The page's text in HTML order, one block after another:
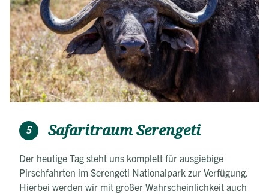
5 Safaritraum Serengeti
Der heutige Tag steht uns komplett für ausgiebige
Pirschfahrten im Serengeti Nationalpark zur Verfügung.
Hierbei werden wir mit großer Wahrscheinlichkeit auch